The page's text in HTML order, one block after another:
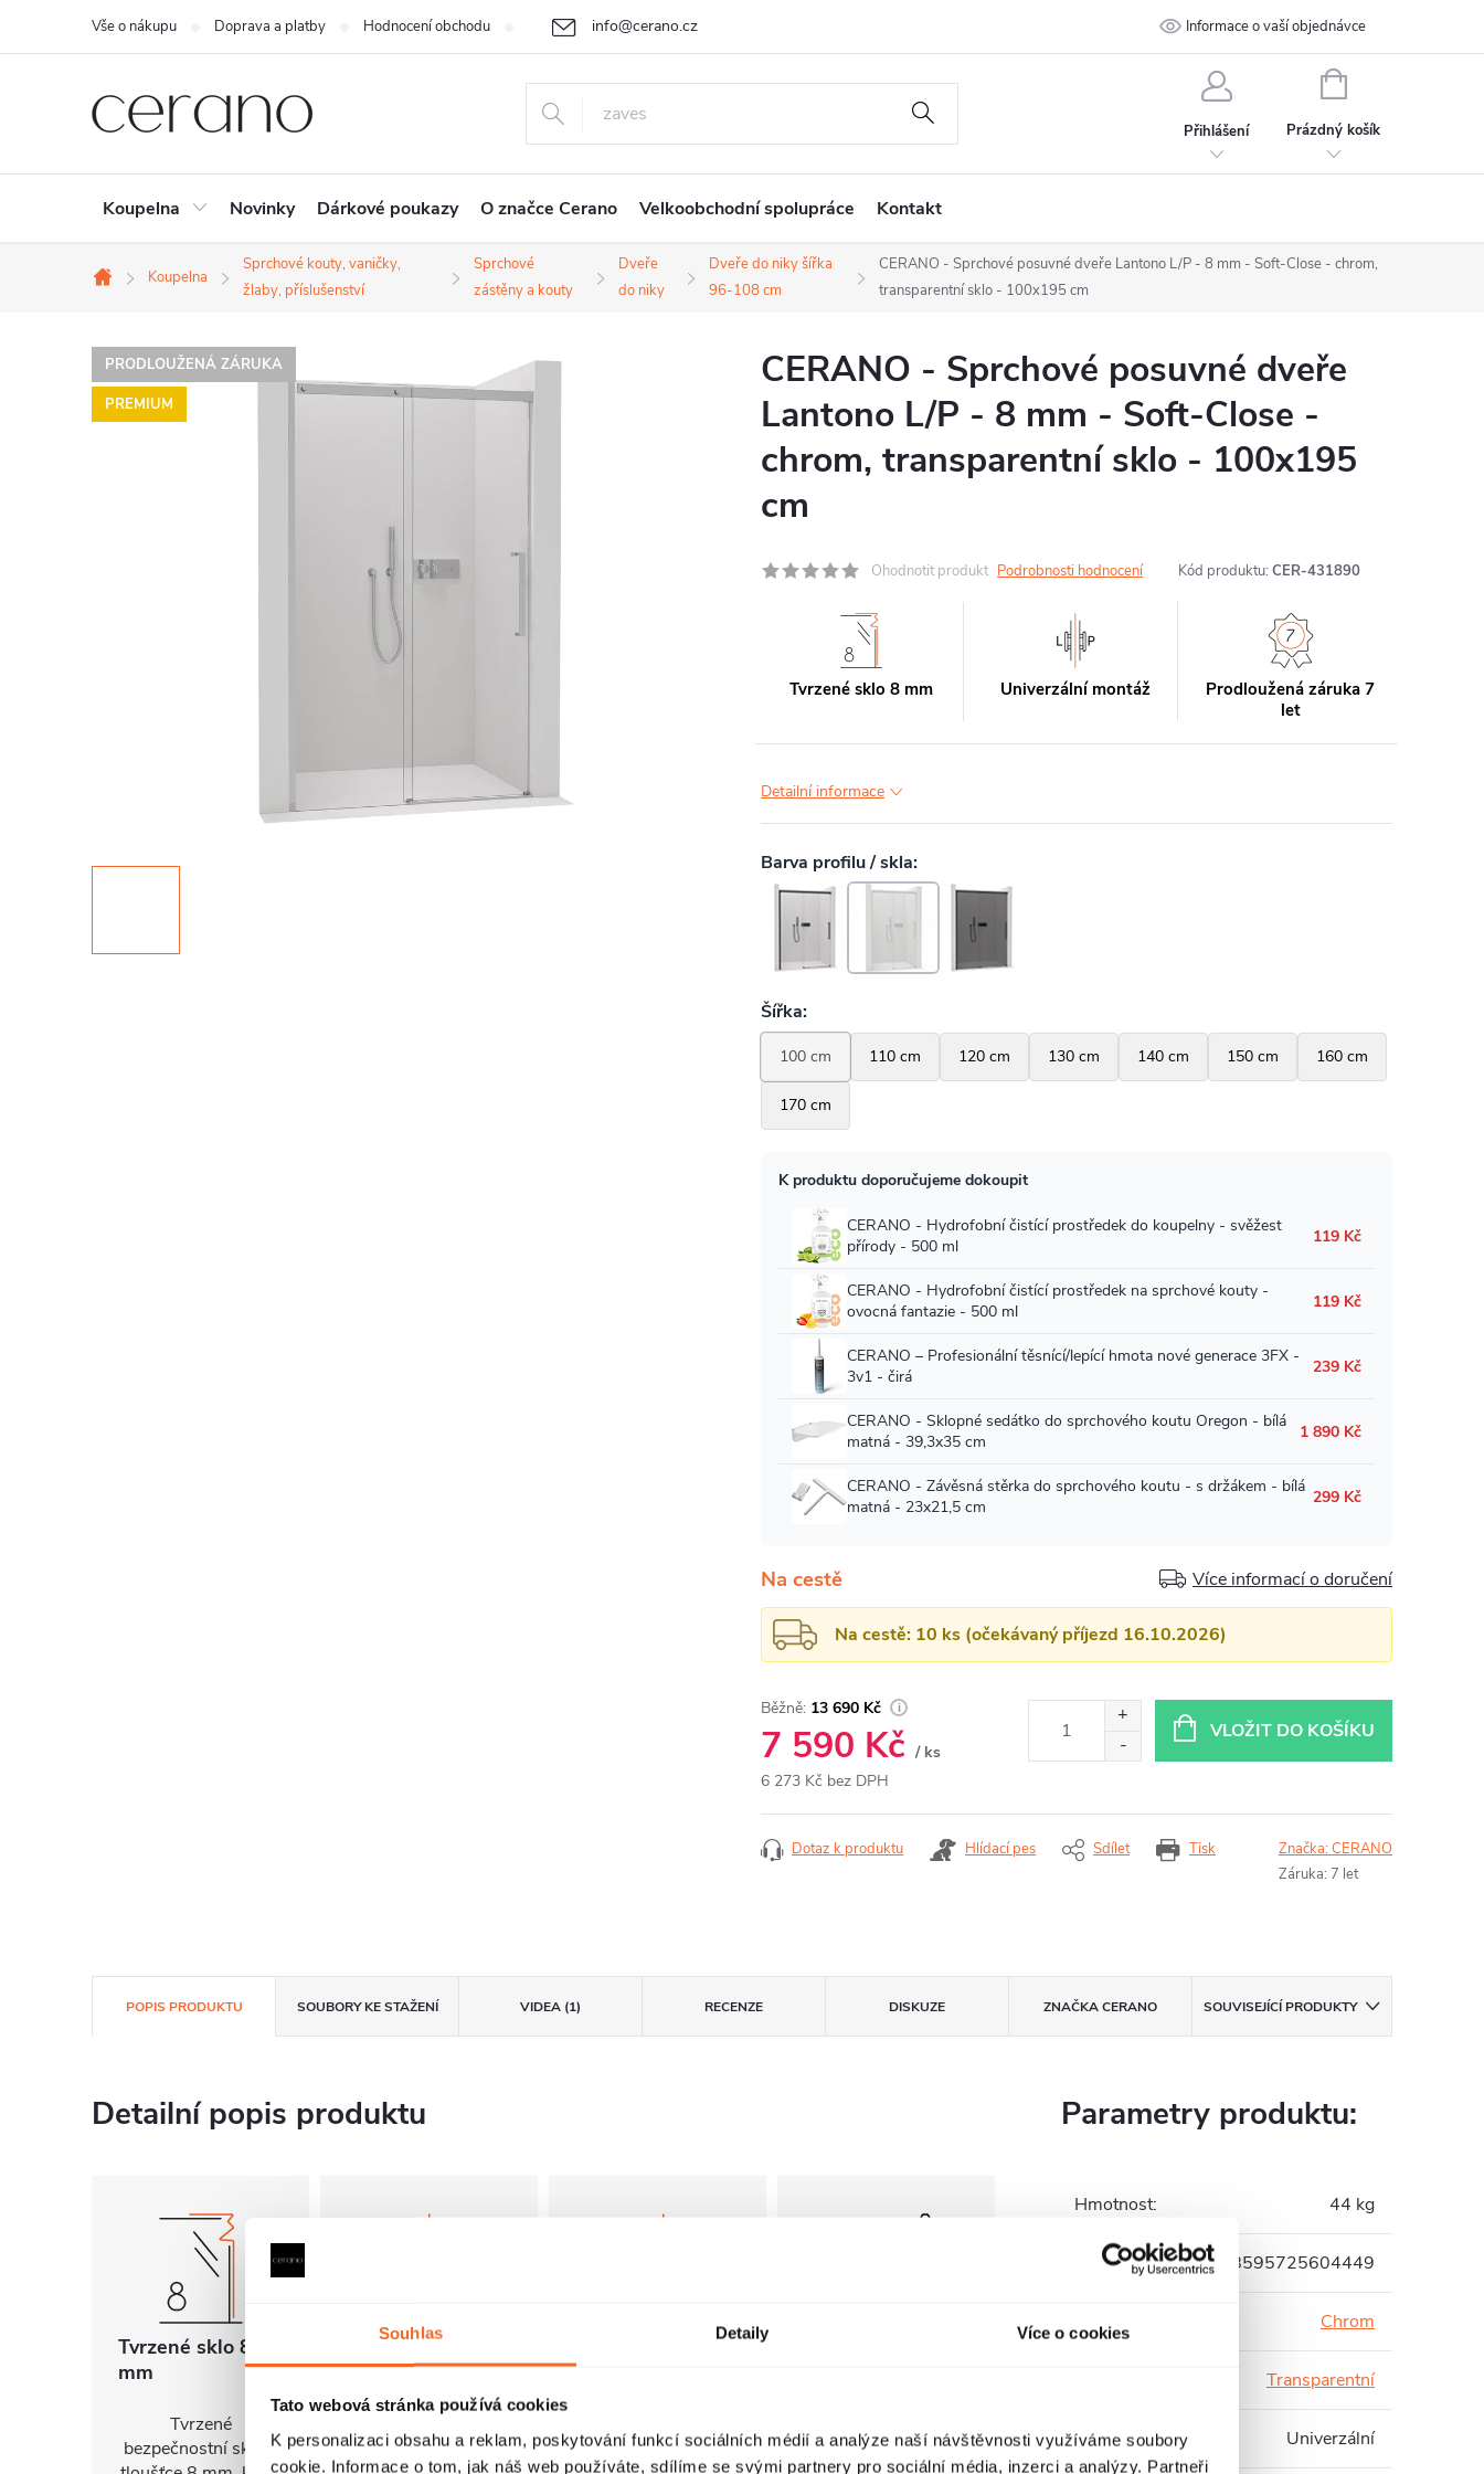
Souhlas Detaily Více o cookies
Tato webová stránka používá cookies
K personalizaci obsahu a reklam, poskytování funkcí sociálních médií a analýze naší návštěvnosti využíváme soubory
cookie. Informace o tom, jak náš web používáte, sdílíme se svými partnery pro sociální média, inzerci a analýzy. Partneři
+420 226 400 232
info@cerano.cz
Vše o nákupu Doprava a platby Hodnocení obchodu Cenová nabídka na míru Ochrana osobních údajů Kontakt
Informace o vaší objednávce
Přihlášení
NÁKUPNÍ
Prázdný košík
Koupelna Novinky Dárkové poukazy O značce Cerano Velkoobchodní spolupráce Kontakt
Domů
Koupelna
Sprchové kouty, vaničky,
žlaby, příslušenství
Sprchové
zástěny a kouty
Dveře
do niky
Dveře do niky šířka
96-108 cm
CERANO - Sprchové posuvné dveře Lantono L/P - 8 mm - Soft-Close - chrom,
transparentní sklo - 100x195 cm
PRODLOUŽENÁ ZÁRUKA
PREMIUM
CERANO - Sprchové posuvné dveře
Lantono L/P - 8 mm - Soft-Close -
chrom, transparentní sklo - 100x195
cm
Ohodnotit produkt Podrobnosti hodnocení Kód produktu: CER-431890
Tvrzené sklo 8 mm Univerzální montáž
Prodloužená záruka 7
let
Detailní informace
Na cestě Více informací o doručení
Na cestě: 10 ks (očekávaný příjezd 16.10.2026)
13 690 Kč
7 590 Kč / ks
6 273 Kč bez DPH
VLOŽIT DO KOŠÍKU
Tisk
Dotaz k produktu Hlídací pes Sdílet Značka:CERANO
Záruka: 7 let
POPIS PRODUKTU SOUBORY KE STAŽENÍ VIDEA (1) RECENZE DISKUZE ZNAČKACERANO SOUVISEJÍCÍ PRODUKTY
Detailní popis produktu
Tvrzené sklo 8
mm
Tvrzené
bezpečnostní sklo o
Univerzální
montáž
umožňuje instalaci
ve spodním profilu
rychlé a snadné
Parametry produktu:
Hmotnost: 44 kg
EAN: 8595725604449
Barva profilu Chrom
Transparentní
Instalace: Univerzální